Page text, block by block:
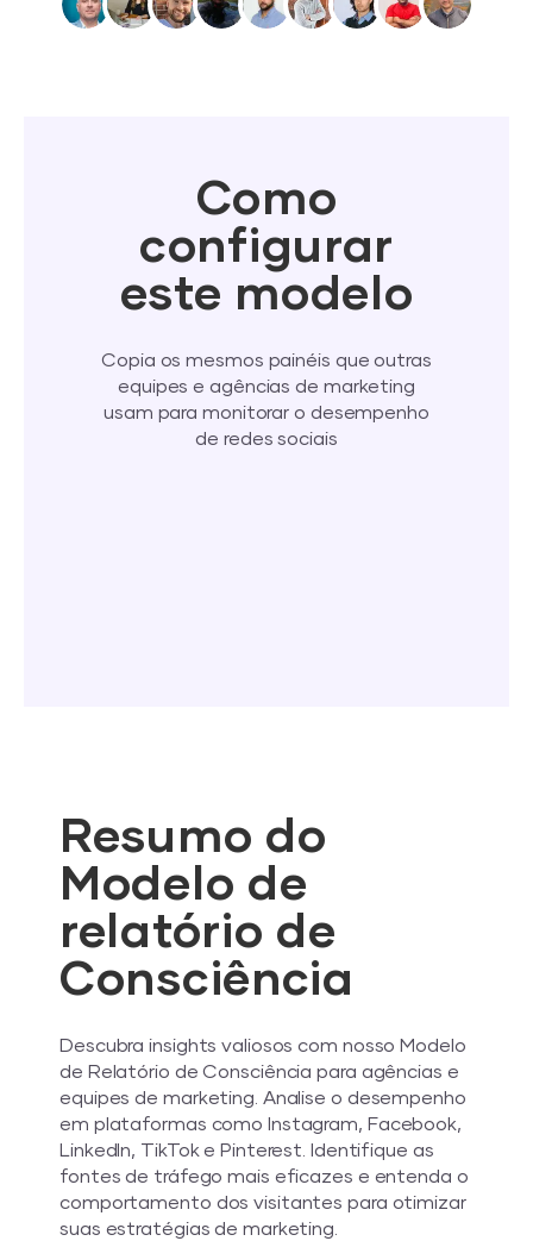
Como
configurar
este modelo
Copia os mesmos painéis que outras
equipes e agências de marketing
usam para monitorar o desempenho
de redes sociais
Resumo do
Modelo de
relatório de
Consciência
Descubra insights valiosos com nosso Modelo
de Relatório de Consciência para agências e
equipes de marketing. Analise o desempenho
em plataformas como Instagram, Facebook,
LinkedIn, TikTok e Pinterest. Identifique as
fontes de tráfego mais eficazes e entenda o
comportamento dos visitantes para otimizar
suas estratégias de marketing.